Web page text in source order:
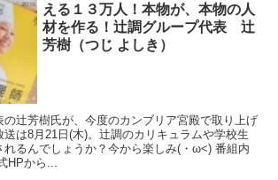
える１３万人！本物が、本物の人
材を作る！辻調グループ代表 辻
芳樹（つじ よしき）
の辻芳樹氏が、今度のカンブリア宮殿で取り上げ
送は8月21日(木)。辻調のカリキュラムや学校生
れるんでしょうか？今から楽しみ(・ω<) 番組内
HPから...